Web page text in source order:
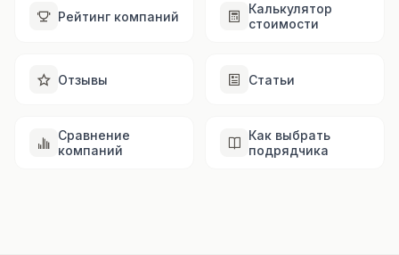
Рейтинг компаний
Калькулятор
стоимости
Отзывы Статьи
Сравнение
компаний
Как выбрать
подрядчика